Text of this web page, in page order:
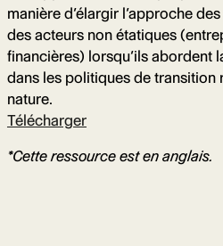
manière d’élargir l’approche
des acteurs non étatiques
financières) lorsqu’ils abordent
dans les politiques de transition
nature.
Télécharger
*Cette ressource est en anglais.